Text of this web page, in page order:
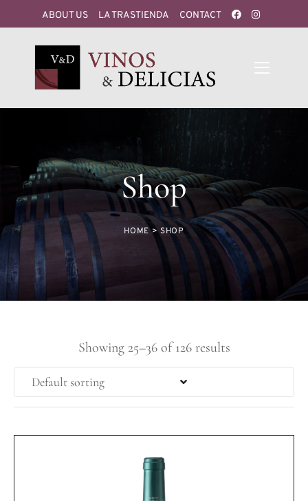
ABOUT US LA TRASTIENDA CONTACT
Shop
HOME>SHOP
Showing 25–36 of 126 results
Default sorting